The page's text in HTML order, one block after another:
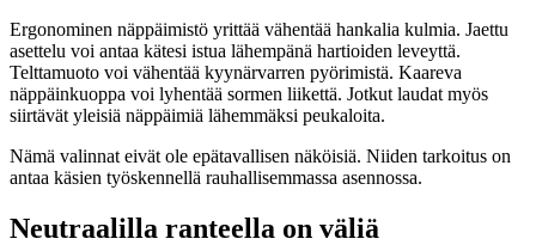
Ergonominen näppäimistö yrittää vähentää hankalia kulmia. Jaettu
asettelu voi antaa kätesi istua lähempänä hartioiden leveyttä.
Telttamuoto voi vähentää kyynärvarren pyörimistä. Kaareva
näppäinkuoppa voi lyhentää sormen liikettä. Jotkut laudat myös
siirtävät yleisiä näppäimiä lähemmäksi peukaloita.
Nämä valinnat eivät ole epätavallisen näköisiä. Niiden tarkoitus on
antaa käsien työskennellä rauhallisemmassa asennossa.
Neutraalilla ranteella on väliä